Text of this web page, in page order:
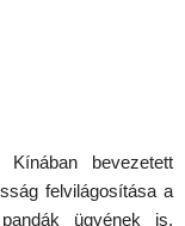
bevezetett
felvilágosítása a
ügyének is.